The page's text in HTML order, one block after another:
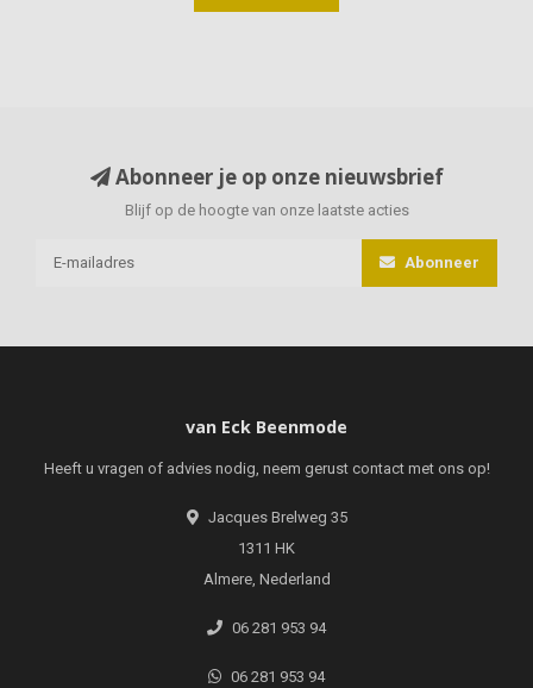
Abonneer je op onze nieuwsbrief
Blijf op de hoogte van onze laatste acties
Abonneer
van Eck Beenmode
Heeft u vragen of advies nodig, neem gerust contact met ons op!
Jacques Brelweg 35
1311 HK
Almere, Nederland
06 281 953 94
06 281 953 94